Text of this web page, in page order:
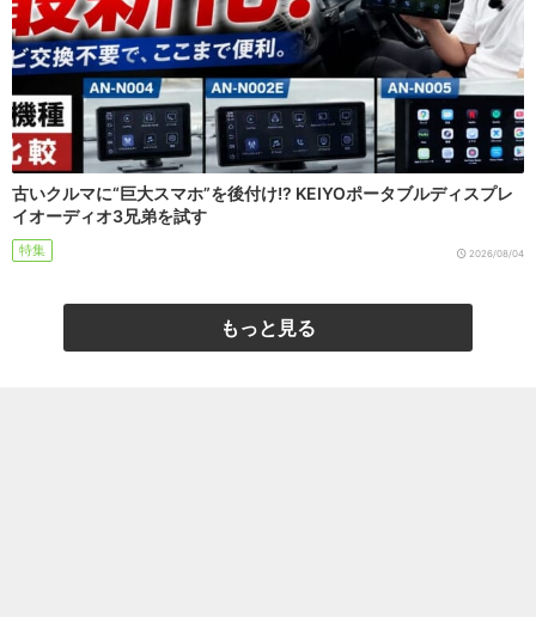
古いクルマに“巨大スマホ”を後付け!? KEIYOポータブルディスプレ
イオーディオ3兄弟を試す
特集 2026/08/04
もっと見る